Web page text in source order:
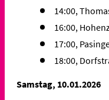
14:00,
16:00,
17:00,
18:00,
Samstag, 10.01.2026